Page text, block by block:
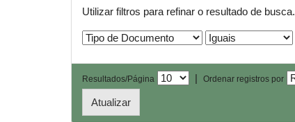
Utilizar filtros para refinar o resultado de busca.
Resultados/Página | Ordenar registros por